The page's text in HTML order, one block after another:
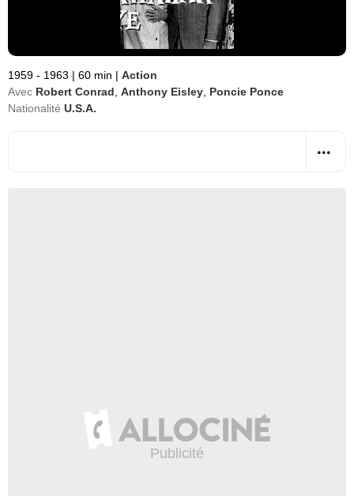
1959 - 1963 | 60 min | Action
Avec Robert Conrad Anthony Eisley Poncie Ponce
Nationalité U.S.A.